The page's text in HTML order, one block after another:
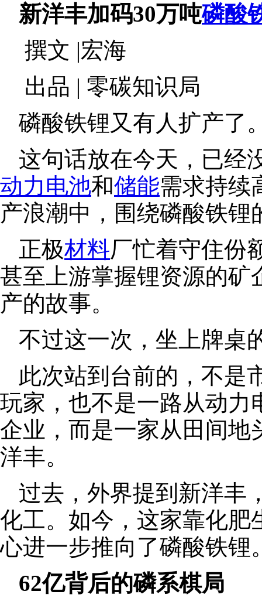
新洋丰加码30万吨磷酸
撰文 |宏海
出品 | 零碳知识局
磷酸铁锂又有人扩产了
这句话放在今天，已经
动力电池和储能需求持续
产浪潮中，围绕磷酸铁
正极材料厂忙着守住份
甚至上游掌握锂资源的矿
产的故事。
不过这一次，坐上牌桌
此次站到台前的，不是
玩家，也不是一路从动力
企业，而是一家从田间
洋丰。
过去，外界提到新洋丰
化工。如今，这家靠化肥
心进一步推向了磷酸铁锂
62亿背后的磷系棋局